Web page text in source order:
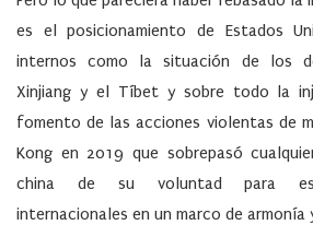
es el posicionamiento de Estados
internos como la situación de los
Xinjiang y el Tíbet y sobre todo la
fomento de las acciones violentas de
Kong en 2019 que sobrepasó
china de su voluntad para
internacionales en un marco de armonía